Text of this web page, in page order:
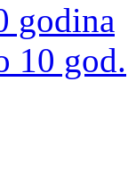
godina
10 god.